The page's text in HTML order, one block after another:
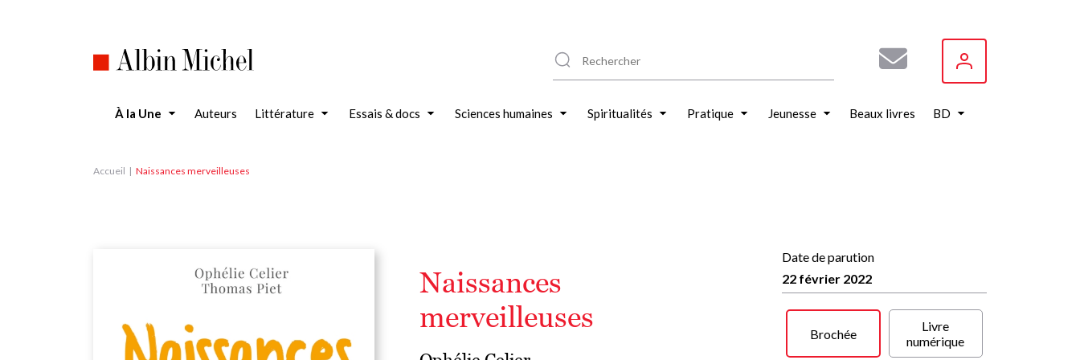
À la Une Auteurs Littérature Essais & docs Sciences humaines Spiritualités Pratique Jeunesse Beaux livres BD
Accueil Naissances merveilleuses
Naissances
merveilleuses
Date de parution
22 février 2022
Brochée
Livre
numérique